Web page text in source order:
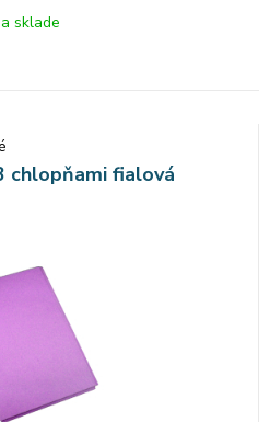
sklade
chlopňami fialová